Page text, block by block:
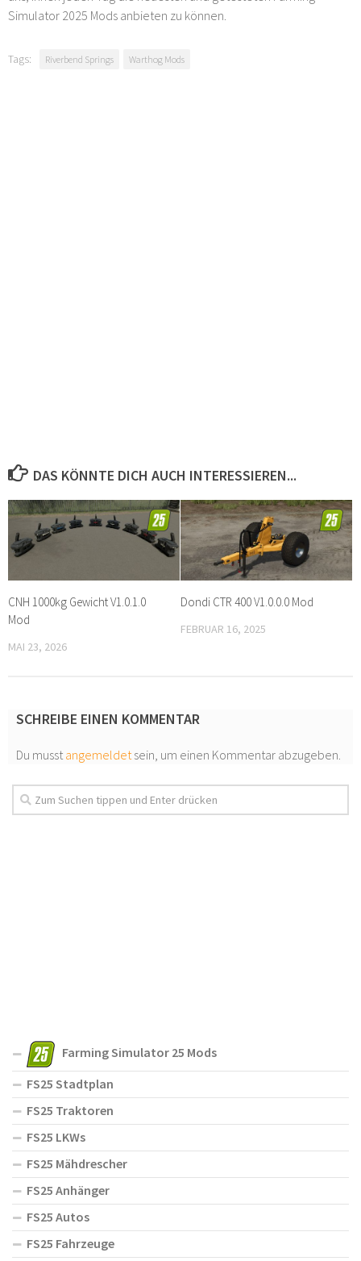
Simulator 2025 Mods anbieten zu können.
Tags: Riverbend Springs Warthog Mods
DAS KÖNNTE DICH AUCH INTERESSIEREN...
CNH 1000kg Gewicht V1.0.1.0
Mod
MAI 23, 2026
Dondi CTR 400 V1.0.0.0 Mod
FEBRUAR 16, 2025
SCHREIBE EINEN KOMMENTAR
Du musstangemeldetsein, um einen Kommentar abzugeben.
Farming Simulator 25 Mods
FS25 Stadtplan
FS25 Traktoren
FS25 LKWs
FS25 Mähdrescher
FS25 Anhänger
FS25 Autos
FS25 Fahrzeuge